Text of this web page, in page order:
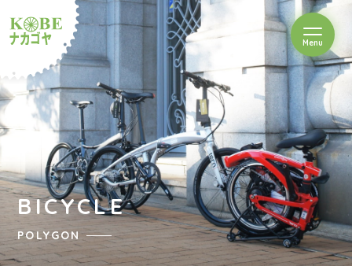
ルショップナカゴヤ
Menuを開閉
BICYCLE
POLYGON